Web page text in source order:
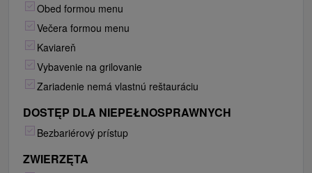
Obed formou menu
Večera formou menu
Kaviareň
Vybavenie na grilovanie
Zariadenie nemá vlastnú reštauráciu
DOSTĘP DLA NIEPEŁNOSPRAWNYCH
Bezbariérový prístup
ZWIERZĘTA